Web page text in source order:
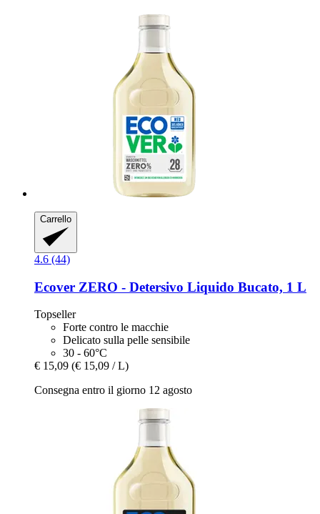
Carrello
4.6 (44)
Ecover ZERO -​ Detersivo Liquido Bucato, 1 L
Topseller
Forte contro le macchie
Delicato sulla pelle sensibile
30 - 60°C
€ 15,09 (€ 15,09 / L)
Consegna entro il giorno 12 agosto